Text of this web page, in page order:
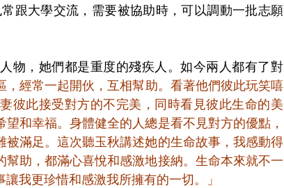
跟大學交流，需要被協助時，可以調動一批志願
物，她們都是重度的殘疾人。如今兩人都有了對
，經常一起開伙，互相幫助。看著他們彼此玩笑嘻
彼此接受對方的不完美，同時看見彼此生命的美
和幸福。身體健全的人總是看不見對方的優點，
滿足。這次聽玉秋講述她的生命故事，我感動得
助，都滿心喜悅和感激地接納。生命本來就不一
我更珍惜和感激我所擁有的一切。」